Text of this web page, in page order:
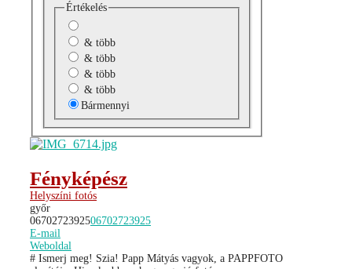
Értékelés
& több
& több
& több
& több
Bármennyi
Fényképész
Helyszíni fotós
győr
0670272392506702723925
E-mail
Weboldal
# Ismerj meg! Szia! Papp Mátyás vagyok, a PAPPFOTO